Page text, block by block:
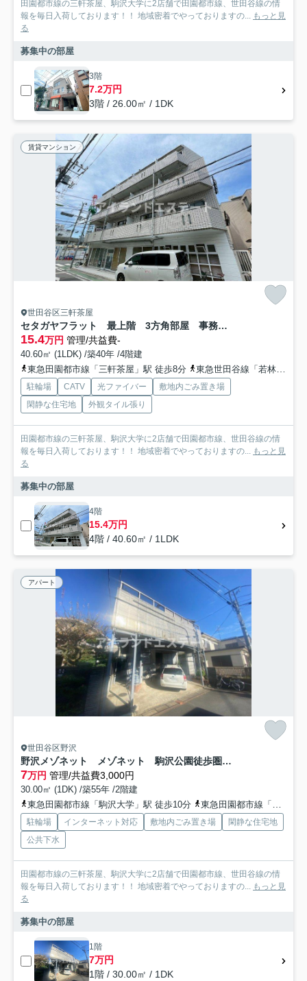
田園都市線の三軒茶屋、駒沢大学に2店舗で田園都市線、世田谷線の情
報を毎日入荷しております！！ 地域密着でやっておりますの... もっと見
る
募集中の部屋
3階
7.2万円
3階 / 26.00㎡ / 1DK
賃貸マンション
世田谷区三軒茶屋
セタガヤフラット 最上階 3方角部屋 事務所相談
15.4万円 管理/共益費-
40.60㎡ (1LDK) /築40年 /4階建
東急田園都市線「三軒茶屋」駅 徒歩8分
東急世田谷線「若林」駅 徒歩10分
駐輪場 CATV 光ファイバー
敷地内ごみ置き場
閑静な住宅地
外観タイル張り
田園都市線の三軒茶屋、駒沢大学に2店舗で田園都市線、世田谷線の情
報を毎日入荷しております！！ 地域密着でやっておりますの... もっと見
る
募集中の部屋
4階
15.4万円
4階 / 40.60㎡ / 1LDK
アパート
世田谷区野沢
野沢メゾネット メゾネット 駒沢公園徒歩圏内
7万円 管理/共益費3,000円
30.00㎡ (1DK) /築55年 /2階建
東急田園都市線「駒沢大学」駅 徒歩10分
東急田園都市線「三軒茶屋」駅 徒歩20分
駐輪場 インターネット対応 敷地内ごみ置き場
閑静な住宅地
公共下水
田園都市線の三軒茶屋、駒沢大学に2店舗で田園都市線、世田谷線の情
報を毎日入荷しております！！ 地域密着でやっておりますの... もっと見
る
募集中の部屋
1階
7万円
1階 / 30.00㎡ / 1DK